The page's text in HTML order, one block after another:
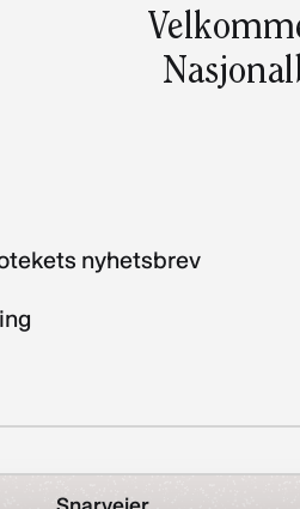
nyhetsbrev